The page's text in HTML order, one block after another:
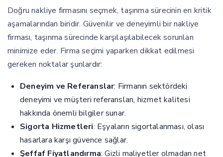
Doğru nakliye firmasını seçmek, taşınma sürecinin en kritik
aşamalarından biridir. Güvenilir ve deneyimli bir nakliye
firması, taşınma sürecinde karşılaşılabilecek sorunları
minimize eder. Firma seçimi yaparken dikkat edilmesi
gereken noktalar şunlardır:
Deneyim ve Referanslar: Firmanın sektördeki
deneyimi ve müşteri referansları, hizmet kalitesi
hakkında önemli bilgiler sunar.
Sigorta Hizmetleri: Eşyaların sigortalanması, olası
hasarlara karşı güvence sağlar.
Şeffaf Fiyatlandırma: Gizli maliyetler olmadan net